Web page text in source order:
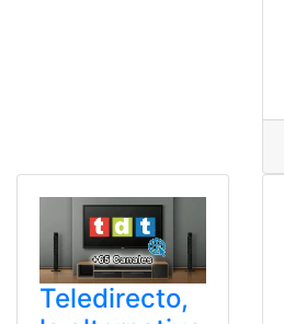
Teledirecto,